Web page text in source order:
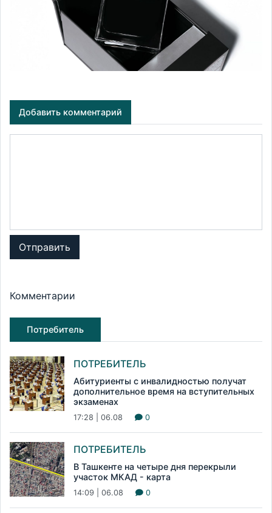
Добавить комментарий
Отправить
Комментарии
Потребитель
ПОТРЕБИТЕЛЬ
Абитуриенты с инвалидностью получат
дополнительное время на вступительных
экзаменах
17:28 | 06.08 0
ПОТРЕБИТЕЛЬ
В Ташкенте на четыре дня перекрыли
участок МКАД - карта
14:09 | 06.08 0